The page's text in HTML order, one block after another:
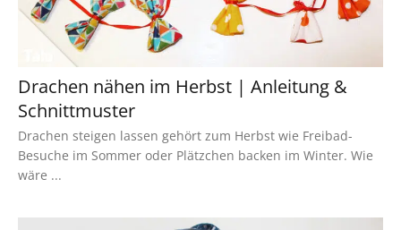
Drachen nähen im Herbst | Anleitung &
Schnittmuster
Drachen steigen lassen gehört zum Herbst wie Freibad-
Besuche im Sommer oder Plätzchen backen im Winter. Wie
wäre ...